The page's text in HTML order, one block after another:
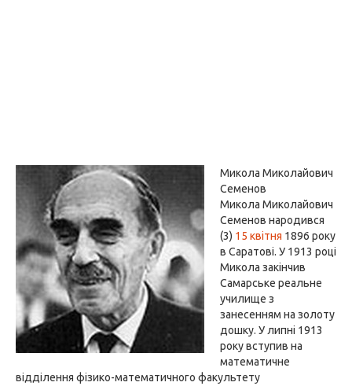
Микола Миколайович
Семенов
Микола Миколайович
Семенов народився
(3) 15 квітня 1896 року
в Саратові. У 1913 році
Микола закінчив
Самарське реальне
училище з
занесенням на золоту
дошку. У липні 1913
року вступив на
математичне
відділення фізико-математичного факультету